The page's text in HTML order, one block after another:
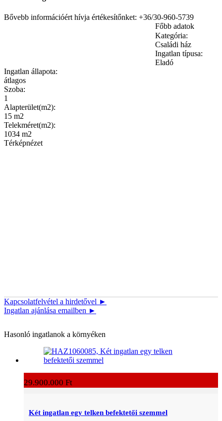
Bővebb információért hívja értékesítőnket: +36/30-960-5739
Főbb adatok
Kategória:
Családi ház
Ingatlan típusa:
Eladó
Ingatlan állapota:
átlagos
Szoba:
1
Alapterület(m2):
15 m2
Telekméret(m2):
1034 m2
Térképnézet
Kapcsolatfelvétel a hirdetővel ►
Ingatlan ajánlása emailben ►
Hasonló ingatlanok a környéken
29.900.000 Ft
Két ingatlan egy telken befektetői szemmel